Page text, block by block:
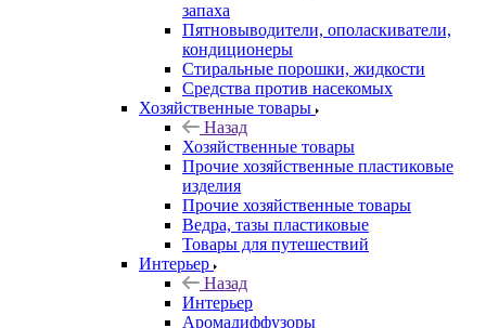
запаха
Пятновыводители, ополаскиватели,
кондиционеры
Стиральные порошки, жидкости
Средства против насекомых
Хозяйственные товары
Назад
Хозяйственные товары
Прочие хозяйственные пластиковые
изделия
Прочие хозяйственные товары
Ведра, тазы пластиковые
Товары для путешествий
Интерьер
Назад
Интерьер
Аромадиффузоры